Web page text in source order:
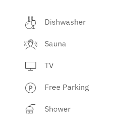
Dishwasher
Sauna
TV
Free Parking
Shower